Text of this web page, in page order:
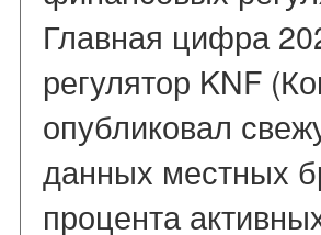
Главная цифра
регулятор KNF
опубликовал
данных местных
процента